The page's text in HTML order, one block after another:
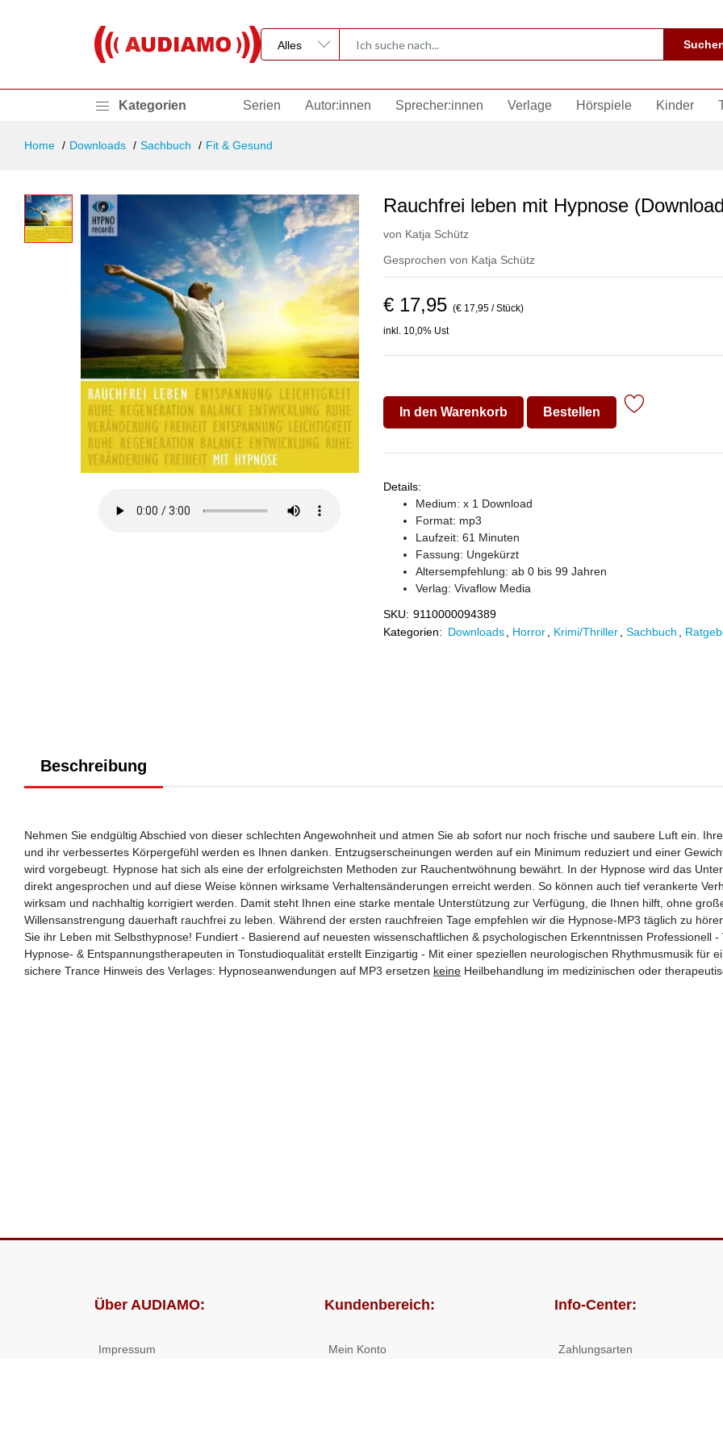
Kategorien Serien Autor:innen Sprecher:innen Verlage Hörspiele Kinder
Home Downloads Sachbuch Fit & Gesund
Rauchfrei leben mit Hypnose
von Katja Schütz
Gesprochen von Katja Schütz
€ 17,95 (€ 17,95 / Stück)
inkl. 10,0% Ust
In den Warenkorb Bestellen
Details:
Medium: x 1 Download
Format: mp3
Laufzeit: 61 Minuten
Fassung: Ungekürzt
Altersempfehlung: ab 0 bis 99 Jahren
Verlag: Vivaflow Media
SKU: 9110000094389
Kategorien: Downloads Horror Krimi/Thriller Sachbuch
Beschreibung
Nehmen Sie endgültig Abschied von dieser schlechten Angewohnheit und atmen Sie ab sofort nur noch frische und saubere Luft ein.
und ihr verbessertes Körpergefühl werden es Ihnen danken. Entzugserscheinungen werden auf ein Minimum reduziert und einer
wird vorgebeugt. Hypnose hat sich als eine der erfolgreichsten Methoden zur Rauchentwöhnung bewährt. In der Hypnose wird das
direkt angesprochen und auf diese Weise können wirksame Verhaltensänderungen erreicht werden. So können auch tief verankerte
wirksam und nachhaltig korrigiert werden. Damit steht Ihnen eine starke mentale Unterstützung zur Verfügung, die Ihnen hilft, ohne
Willensanstrengung dauerhaft rauchfrei zu leben. Während der ersten rauchfreien Tage empfehlen wir die Hypnose-MP3 täglich zu
Sie ihr Leben mit Selbsthypnose! Fundiert - Basierend auf neuesten wissenschaftlichen & psychologischen Erkenntnissen Professionell -
Hypnose- & Entspannungstherapeuten in Tonstudioqualität erstellt Einzigartig - Mit einer speziellen neurologischen Rhythmusmusik für
sichere Trance Hinweis des Verlages: Hypnoseanwendungen auf MP3 ersetzen keine Heilbehandlung im medizinischen oder
Über AUDIAMO:
Impressum
Kundenbereich:
Mein Konto
Info-Center:
Zahlungsarten